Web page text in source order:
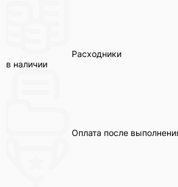
Расходники
в наличии
Оплата после